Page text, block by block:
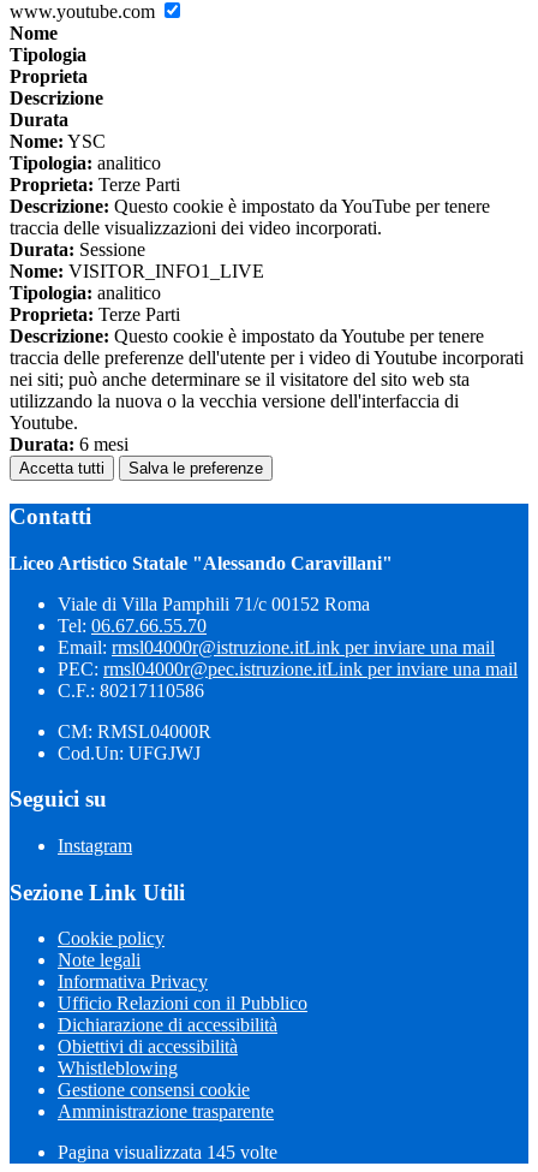
www.youtube.com
Nome
Tipologia
Proprieta
Descrizione
Durata
Nome: YSC
Tipologia: analitico
Proprieta: Terze Parti
Descrizione: Questo cookie è impostato da YouTube per tenere
traccia delle visualizzazioni dei video incorporati.
Durata: Sessione
Nome: VISITOR_INFO1_LIVE
Tipologia: analitico
Proprieta: Terze Parti
Descrizione: Questo cookie è impostato da Youtube per tenere
traccia delle preferenze dell'utente per i video di Youtube incorporati
nei siti; può anche determinare se il visitatore del sito web sta
utilizzando la nuova o la vecchia versione dell'interfaccia di
Youtube.
Durata: 6 mesi
Accetta tutti Salva le preferenze
Contatti
Liceo Artistico Statale "Alessando Caravillani"
Viale di Villa Pamphili 71/c 00152 Roma
Tel: 06.67.66.55.70
Email: rmsl04000r@istruzione.itLink per inviare una mail
PEC: rmsl04000r@pec.istruzione.itLink per inviare una mail
C.F.: 80217110586
CM: RMSL04000R
Cod.Un: UFGJWJ
Seguici su
Instagram
Sezione Link Utili
Cookie policy
Note legali
Informativa Privacy
Ufficio Relazioni con il Pubblico
Dichiarazione di accessibilità
Obiettivi di accessibilità
Whistleblowing
Gestione consensi cookie
Amministrazione trasparente
Pagina visualizzata 145 volte